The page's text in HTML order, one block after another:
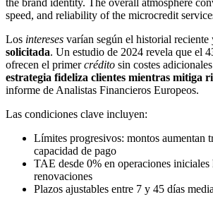
Los intereses varían según el historial reciente
solicitada. Un estudio de 2024 revela que el
ofrecen el primercrédito sin costes
estrategia fideliza clientes mientras mitiga
informe de Analistas Financieros Europeos.
Las condiciones clave incluyen:
Límites progresivos: montos aumentan
capacidad de pago
TAE desde 0% en operaciones iniciales
renovaciones
Plazos ajustables entre 7 y 45 días